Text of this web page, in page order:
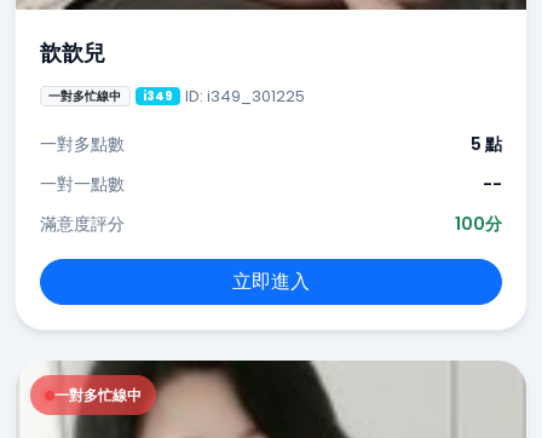
歆歆兒
一對多忙線中 i349 ID: i349_301225
一對多點數
5 點
一對一點數
--
滿意度評分
100分
立即進入
一對多忙線中